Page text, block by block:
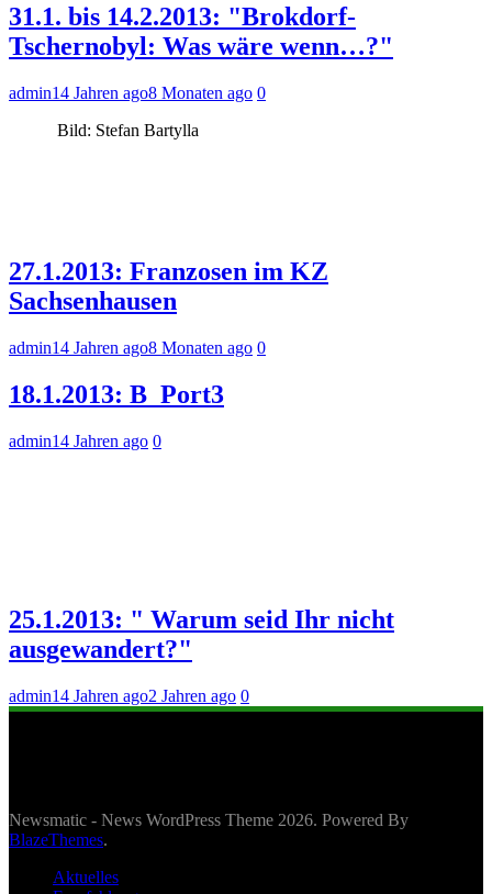
31.1. bis 14.2.2013: "Brokdorf-
Tschernobyl: Was wäre wenn…?"
admin14 Jahren ago8 Monaten ago 0
Bild: Stefan Bartylla
27.1.2013: Franzosen im KZ
Sachsenhausen
admin14 Jahren ago8 Monaten ago 0
18.1.2013: B_Port3
admin14 Jahren ago 0
25.1.2013: " Warum seid Ihr nicht
ausgewandert?"
admin14 Jahren ago2 Jahren ago 0
Newsmatic - News WordPress Theme 2026. Powered By
BlazeThemes.
Aktuelles